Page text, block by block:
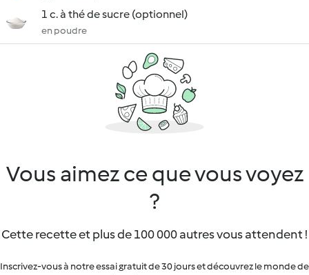
1 c. à thé de sucre (optionnel)
en poudre
Vous aimez ce que vous voyez
?
Cette recette et plus de 100 000 autres vous attendent !
Inscrivez-vous à notre essai gratuit de 30 jours et découvrez le monde de